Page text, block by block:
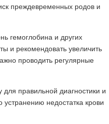
преждевременных родов и
гемоглобина и других
и рекомендовать увеличить
проводить регулярные
правильной диагностики и
недостатка крови